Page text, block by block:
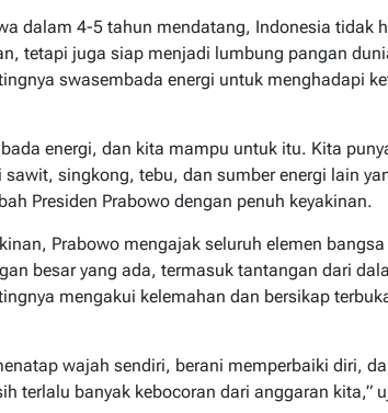
dalam 4-5 tahun mendatang, Indonesia tidak
tetapi juga siap menjadi lumbung pangan
swasembada energi untuk menghadapi
energi, dan kita mampu untuk itu. Kita
sawit, singkong, tebu, dan sumber energi lain
Presiden Prabowo dengan penuh keyakinan.
Prabowo mengajak seluruh elemen
besar yang ada, termasuk tantangan dari
mengakui kelemahan dan bersikap
wajah sendiri, berani memperbaiki diri,
terlalu banyak kebocoran dari anggaran kita,”